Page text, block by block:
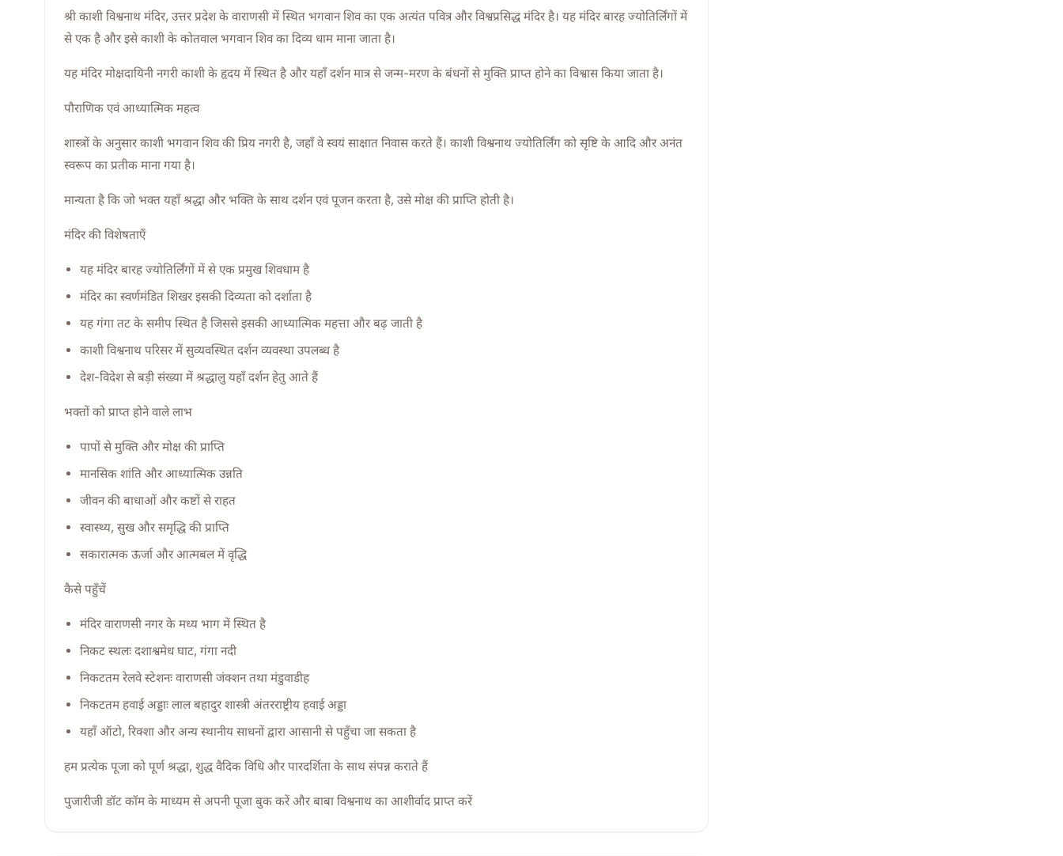
श्री काशी विश्वनाथ मंदिर, उत्तर प्रदेश के वाराणसी में स्थित भगवान शिव का एक अत्यंत पवित्र और विश्वप्रसिद्ध मंदिर है। यह मंदिर बारह ज्योतिर्लिंगों में
से एक है और इसे काशी के कोतवाल भगवान शिव का दिव्य धाम माना जाता है।
यह मंदिर मोक्षदायिनी नगरी काशी के हृदय में स्थित है और यहाँ दर्शन मात्र से जन्म-मरण के बंधनों से मुक्ति प्राप्त होने का विश्वास किया जाता है।
पौराणिक एवं आध्यात्मिक महत्व
शास्त्रों के अनुसार काशी भगवान शिव की प्रिय नगरी है, जहाँ वे स्वयं साक्षात निवास करते हैं। काशी विश्वनाथ ज्योतिर्लिंग को सृष्टि के आदि और अनंत
स्वरूप का प्रतीक माना गया है।
मान्यता है कि जो भक्त यहाँ श्रद्धा और भक्ति के साथ दर्शन एवं पूजन करता है, उसे मोक्ष की प्राप्ति होती है।
मंदिर की विशेषताएँ
यह मंदिर बारह ज्योतिर्लिंगों में से एक प्रमुख शिवधाम है
मंदिर का स्वर्णमंडित शिखर इसकी दिव्यता को दर्शाता है
यह गंगा तट के समीप स्थित है जिससे इसकी आध्यात्मिक महत्ता और बढ़ जाती है
काशी विश्वनाथ परिसर में सुव्यवस्थित दर्शन व्यवस्था उपलब्ध है
देश-विदेश से बड़ी संख्या में श्रद्धालु यहाँ दर्शन हेतु आते हैं
भक्तों को प्राप्त होने वाले लाभ
पापों से मुक्ति और मोक्ष की प्राप्ति
मानसिक शांति और आध्यात्मिक उन्नति
जीवन की बाधाओं और कष्टों से राहत
स्वास्थ्य, सुख और समृद्धि की प्राप्ति
सकारात्मक ऊर्जा और आत्मबल में वृद्धि
कैसे पहुँचें
मंदिर वाराणसी नगर के मध्य भाग में स्थित है
निकट स्थलः दशाश्वमेध घाट, गंगा नदी
निकटतम रेलवे स्टेशनः वाराणसी जंक्शन तथा मंडुवाडीह
निकटतम हवाई अड्डाः लाल बहादुर शास्त्री अंतरराष्ट्रीय हवाई अड्डा
यहाँ ऑटो, रिक्शा और अन्य स्थानीय साधनों द्वारा आसानी से पहुँचा जा सकता है
हम प्रत्येक पूजा को पूर्ण श्रद्धा, शुद्ध वैदिक विधि और पारदर्शिता के साथ संपन्न कराते हैं
पुजारीजी डॉट कॉम के माध्यम से अपनी पूजा बुक करें और बाबा विश्वनाथ का आशीर्वाद प्राप्त करें